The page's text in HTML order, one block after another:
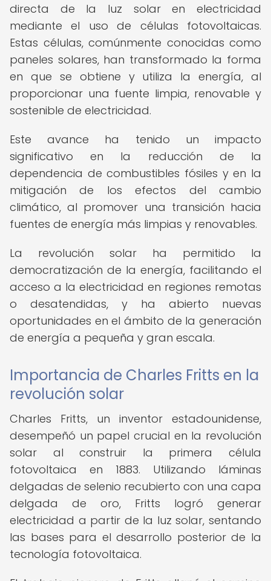
directa de la luz solar en electricidad
mediante el uso de células fotovoltaicas.
Estas células, comúnmente conocidas como
paneles solares, han transformado la forma
en que se obtiene y utiliza la energía, al
proporcionar una fuente limpia, renovable y
sostenible de electricidad.
Este avance ha tenido un impacto
significativo en la reducción de la
dependencia de combustibles fósiles y en la
mitigación de los efectos del cambio
climático, al promover una transición hacia
fuentes de energía más limpias y renovables.
La revolución solar ha permitido la
democratización de la energía, facilitando el
acceso a la electricidad en regiones remotas
o desatendidas, y ha abierto nuevas
oportunidades en el ámbito de la generación
de energía a pequeña y gran escala.
Importancia de Charles Fritts en la
revolución solar
Charles Fritts, un inventor estadounidense,
desempeñó un papel crucial en la revolución
solar al construir la primera célula
fotovoltaica en 1883. Utilizando láminas
delgadas de selenio recubierto con una capa
delgada de oro, Fritts logró generar
electricidad a partir de la luz solar, sentando
las bases para el desarrollo posterior de la
tecnología fotovoltaica.